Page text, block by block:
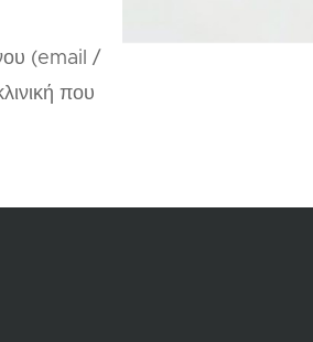
(email /
που